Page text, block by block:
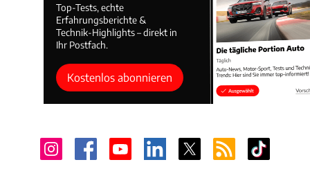
Top-Tests, echte
Erfahrungsberichte &
Technik-Highlights – direkt in
Ihr Postfach.
Kostenlos abonnieren